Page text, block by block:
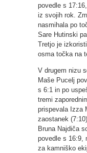
povedle s
iz svojih rok.
nasmihala po
Sare Hutinski
Tretjo je
osma točka na
V drugem nizu
Maše Pucelj
s 6:1 in po
tremi
prispevala Izza
zaostanek
Bruna Najdiča
povedle s 16:9,
za kamniško